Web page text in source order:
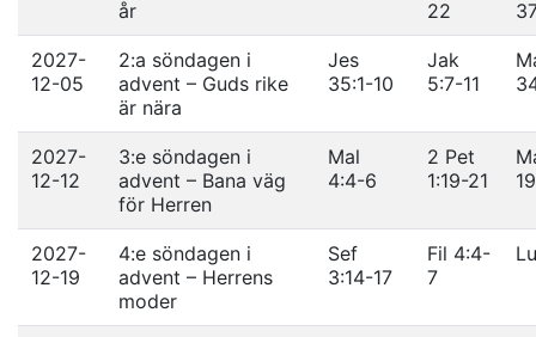
år
22
2027-
12-05
2:a söndagen i
advent – Guds rike
är nära
Jes
35:1-10
Jak
5:7-11
2027-
12-12
3:e söndagen i
advent – Bana väg
för Herren
Mal
4:4-6
2 Pet
1:19-21
19
2027-
12-19
4:e söndagen i
advent – Herrens
moder
Sef
3:14-17
Fil 4:4-
7